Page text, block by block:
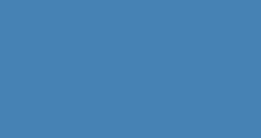
Mi volt a
Az a nap, mikor az első, még
Az első olyan design volt a
felhasználásra kerülő,
csapattól, mint emléket az ottani